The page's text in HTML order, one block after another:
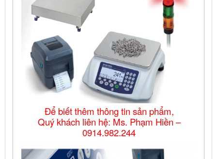
Để biết thêm thông tin sản phẩm,
Quý khách liên hệ: Ms. Phạm Hiền –
0914.982.244